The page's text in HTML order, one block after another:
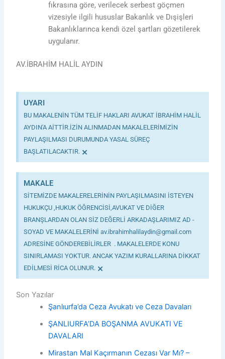
fıkrasına göre, verilecek serbest göçmen
vizesiyle ilgili hususlar Bakanlık ve Dışişleri
Bakanlıklarınca kendi özel şartları gözetilerek
uygulanır.
AV.İBRAHİM HALİL AYDIN
UYARI
BU MAKALENİN TÜM TELİF HAKLARI AVUKAT İBRAHİM HALİL
AYDIN'A AİTTİR.İZİN ALINMADAN MAKALELERİMİZİN
PAYLAŞILMASI DURUMUNDA YASAL SÜREÇ
BAŞLATILACAKTIR. ×
MAKALE
SİTEMİZDE MAKALERELERİNİN PAYLAŞILMASINI İSTEYEN
HUKUKÇU ,HUKUK ÖĞRENCİSİ,AVUKAT VE DİĞER
BRANŞLARDAN OLAN SİZ DEĞERLİ ARKADAŞLARIMIZ AD -
SOYAD VE MAKALELERİNİ av.ibrahimhalilaydin@gmail.com
ADRESİNE GÖNDEREBİLİRLER . MAKALELERDE KONU
SINIRLAMASI YOKTUR. ANCAK YAZIM KURALLARINA DİKKAT
EDİLMESİ RİCA OLUNUR. ×
Son Yazılar
Şanlıurfa’da Ceza Avukatı ve Ceza Davaları
ŞANLIURFA’DA BOŞANMA AVUKATI VE
DAVALARI
Mirastan Mal Kaçırmanın Cezası Var Mı? –